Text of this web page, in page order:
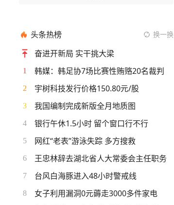
头条热榜 换一换
奋进开新局 实干挑大梁
1 韩媒：韩足协7场比赛性贿赂20名裁判
2 宇树科技发行价格150.80元/股
3 我国编制完成新版全月地质图
4 银行午休1.5小时 留个窗口行不行
5 网红“老表”游泳失踪 多方搜救
6 王忠林辞去湖北省人大常委会主任职务
7 台风白海豚进入48小时警戒线
8 女子利用漏洞0元薅走3000多件家电